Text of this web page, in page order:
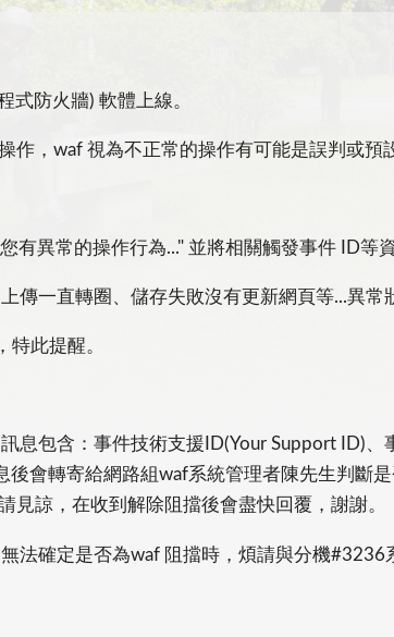
式防火牆) 軟體上線。
作，waf 視為不正常的操作有可能是誤判或預
有異常的操作行為..." 並將相關觸發事件 ID等
傳一直轉圈、儲存失敗沒有更新網頁等...異常
此提醒。
息包含：事件技術支援ID(Your Support ID)、
後會轉寄給網路組waf系統管理者陳先生判斷
見諒，在收到解除阻擋後會盡快回覆，謝謝。
法確定是否為waf 阻擋時，煩請與分機#3236